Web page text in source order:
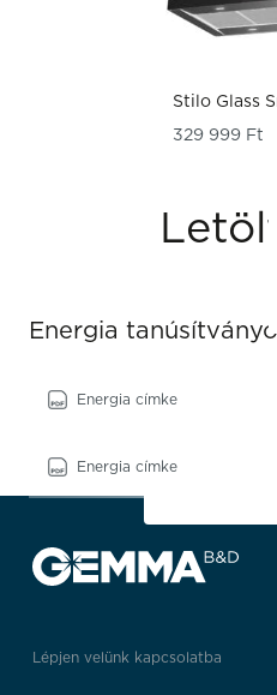
Stilo Glass
329 999 Ft
Energia
Energia címke
Energia címke
Lépjen velünk kapcsolatba